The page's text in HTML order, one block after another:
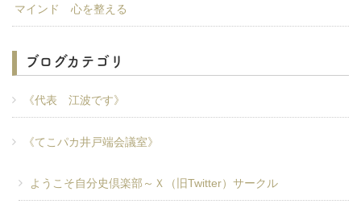
マインド 心を整える
ブログカテゴリ
《代表 江波です》
《てこパカ井戸端会議室》
ようこそ自分史倶楽部～Ｘ（旧Twitter）サークル